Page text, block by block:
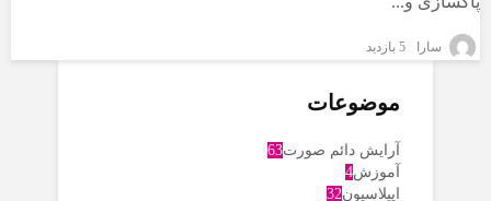
سارا 5 بازدید
موضوعات
آرایش دائم صورت63
آموزش4
اپیلاسیون32